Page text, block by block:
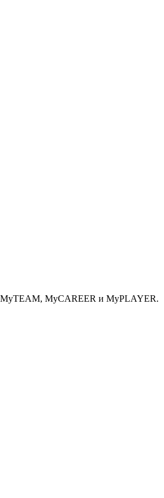
MyTEAM, MyCAREER и MyPLAYER.